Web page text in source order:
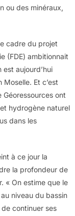
ou des minéraux,
cadre du projet
(FDE) ambitionnait
est aujourd’hui
Et c’est
ont
hydrogène naturel
dans les
à ce jour la
la profondeur de
« On estime que le
niveau du bassin
continuer ses